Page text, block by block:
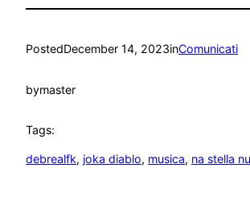
PostedDecember 14, 2023inComunicati
bymaster
Tags:
debrealfk, joka diablo, musica, na stella